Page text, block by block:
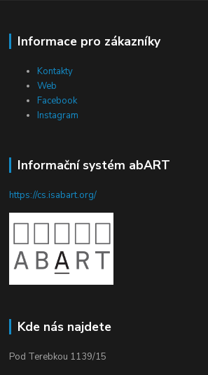
Informace pro zákazníky
Kontakty
Web
Facebook
Instagram
Informační systém abART
https://cs.isabart.org/
Kde nás najdete
Pod Terebkou 1139/15